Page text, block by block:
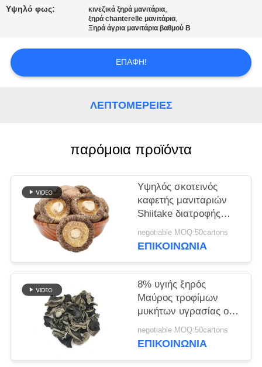
ΜΑΣ
ΥΠΟΘΈΣΕΙΣ
ΠΡΟΣΦΟΡΆ
ΧΆΡΤΗΣ
ΙΣΤΌΤΟΠΟΥ
ΠΟΛΙΤΙΚΉ
ΜΥΣΤΙΚΌΤΗΤΑΣ
Υψηλό φως: κινεζικά ξηρά μανιτάρια,
ξηρά chanterelle μανιτάρια,
Ξηρά άγρια μανιτάρια βαθμού Β
ΕΠΑΦΉ!
ΛΕΠΤΟΜΈΡΕΙΕΣ
παρόμοια προϊόντα
Υψηλός σκοτεινός
καφετής μανιταριών
Shiitake διατροφής
ξηρός για το
μαγείρεμα
negotiable MOQ:50cartons
ΕΠΙΚΟΙΝΩΝΊΑ
8% υγιής ξηρός
Μαύρος τροφίμων
μυκήτων υγρασίας ο
κινεζικός ξύλινος
negotiable MOQ:50cartons
ΕΠΙΚΟΙΝΩΝΊΑ